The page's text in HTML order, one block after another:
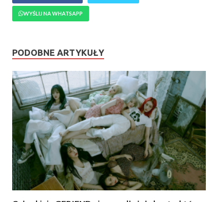
WYŚLIJ NA WHATSAPP
PODOBNE ARTYKUŁY